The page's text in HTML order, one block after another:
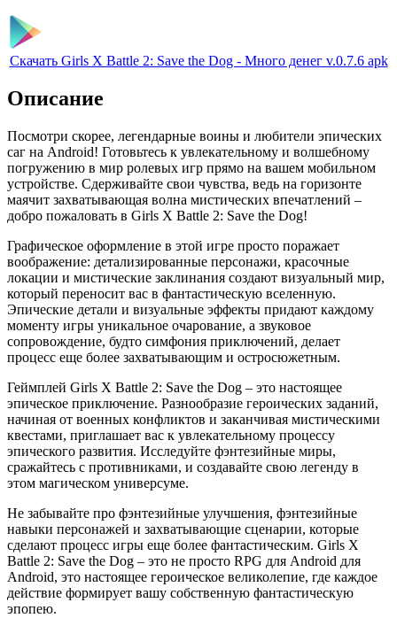
Скачать Girls X Battle 2: Save the Dog - Много денег v.0.7.6 apk
Описание
Посмотри скорее, легендарные воины и любители эпических
саг на Android! Готовьтесь к увлекательному и волшебному
погружению в мир ролевых игр прямо на вашем мобильном
устройстве. Сдерживайте свои чувства, ведь на горизонте
маячит захватывающая волна мистических впечатлений –
добро пожаловать в Girls X Battle 2: Save the Dog!
Графическое оформление в этой игре просто поражает
воображение: детализированные персонажи, красочные
локации и мистические заклинания создают визуальный мир,
который переносит вас в фантастическую вселенную.
Эпические детали и визуальные эффекты придают каждому
моменту игры уникальное очарование, а звуковое
сопровождение, будто симфония приключений, делает
процесс еще более захватывающим и остросюжетным.
Геймплей Girls X Battle 2: Save the Dog – это настоящее
эпическое приключение. Разнообразие героических заданий,
начиная от военных конфликтов и заканчивая мистическими
квестами, приглашает вас к увлекательному процессу
эпического развития. Исследуйте фэнтезийные миры,
сражайтесь с противниками, и создавайте свою легенду в
этом магическом универсуме.
Не забывайте про фэнтезийные улучшения, фэнтезийные
навыки персонажей и захватывающие сценарии, которые
сделают процесс игры еще более фантастическим. Girls X
Battle 2: Save the Dog – это не просто RPG для Android для
Android, это настоящее героическое великолепие, где каждое
действие формирует вашу собственную фантастическую
эпопею.